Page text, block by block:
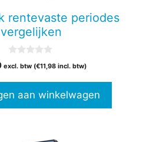
rentevaste periodes
vergelijken
v
5
excl. btw (€11,98 incl. btw)
aan winkelwagen